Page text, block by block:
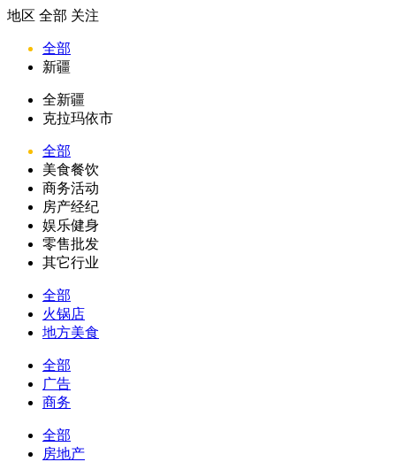
地区 全部 关注
全部
新疆
全新疆
克拉玛依市
全部
美食餐饮
商务活动
房产经纪
娱乐健身
零售批发
其它行业
全部
火锅店
地方美食
全部
广告
商务
全部
房地产